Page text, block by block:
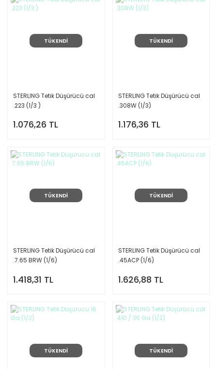
TÜKENDİ
STERLING Tetik Düşürücü cal
.223 (1/3 )
1.076,26 TL
TÜKENDİ
STERLING Tetik Düşürücü cal
.308W (1/3)
1.176,36 TL
TÜKENDİ
STERLING Tetik Düşürücü cal
.7.65 BRW (1/6)
1.418,31 TL
TÜKENDİ
STERLING Tetik Düşürücü cal
.45ACP (1/6)
1.626,88 TL
TÜKENDİ TÜKENDİ